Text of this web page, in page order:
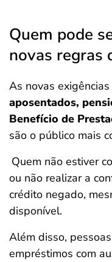
Quem pode
novas regras
As novas
aposentados,
Benefício de
são o público mais
Quem não estiver
ou não realizar a
crédito negado,
disponível.
Além disso,
empréstimos com